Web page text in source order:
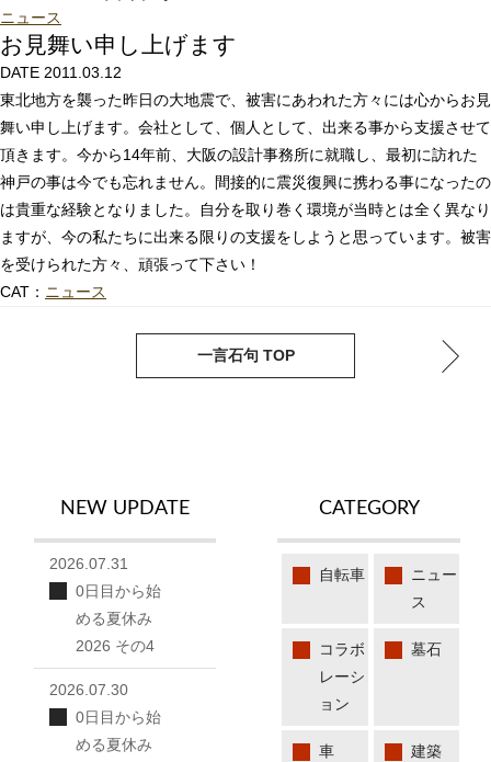
ニュース
お見舞い申し上げます
DATE 2011.03.12
東北地方を襲った昨日の大地震で、被害にあわれた方々には心からお見
舞い申し上げます。会社として、個人として、出来る事から支援させて
頂きます。今から14年前、大阪の設計事務所に就職し、最初に訪れた
神戸の事は今でも忘れません。間接的に震災復興に携わる事になったの
は貴重な経験となりました。自分を取り巻く環境が当時とは全く異なり
ますが、今の私たちに出来る限りの支援をしようと思っています。被害
を受けられた方々、頑張って下さい！
CAT： ニュース
一言石句 TOP
CATEGORY
自転車
ニュー
ス
コラボ
レーシ
ョン
墓石
車 建築
NEW UPDATE
2026.07.31
0日目から始
める夏休み
2026 その4
2026.07.30
0日目から始
める夏休み